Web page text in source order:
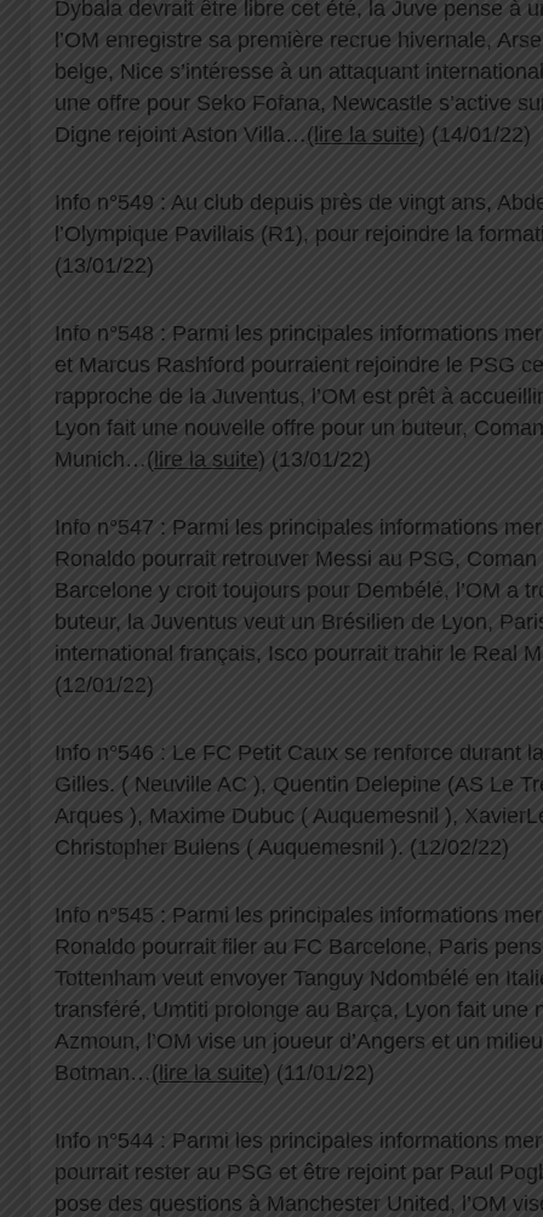
Dybala devrait être libre cet été, la Juve pense à
l’OM enregistre sa première recrue hivernale,
belge, Nice s’intéresse à un attaquant
une offre pour Seko Fofana, Newcastle s’active
Digne rejoint Aston Villa…(lire la suite) (14/01/22)
Info n°549 : Au club depuis près de vingt ans,
l’Olympique Pavillais (R1), pour rejoindre la
(13/01/22)
Info n°548 : Parmi les principales informations
et Marcus Rashford pourraient rejoindre le PSG
rapproche de la Juventus, l’OM est prêt à
Lyon fait une nouvelle offre pour un buteur,
Munich…( lire la suite) (13/01/22)
Info n°547 : Parmi les principales informations
Ronaldo pourrait retrouver Messi au PSG,
Barcelone y croit toujours pour Dembélé, l’OM a
buteur, la Juventus veut un Brésilien de Lyon,
international français, Isco pourrait trahir le Real
(12/01/22)
Info n°546 : Le FC Petit Caux se renforce durant
Gilles. ( Neuville AC ), Quentin Delepine (AS Le
Arques ), Maxime Dubuc ( Auquemesnil ),
Christopher Bulens ( Auquemesnil ). (12/02/22)
Info n°545 : Parmi les principales informations
Ronaldo pourrait filer au FC Barcelone, Paris
Tottenham veut envoyer Tanguy Ndombélé en
transféré, Umtiti prolonge au Barça, Lyon fait une
Azmoun, l’OM vise un joueur d’Angers et un
Botman…( lire la suite) (11/01/22)
Info n°544 : Parmi les principales informations
pourrait rester au PSG et être rejoint par Paul
pose des questions à Manchester United, l’OM